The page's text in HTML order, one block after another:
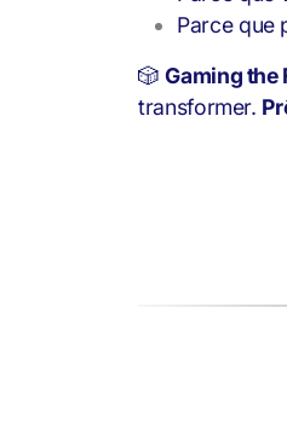
Parce que
🎲Gaming the
transformer.